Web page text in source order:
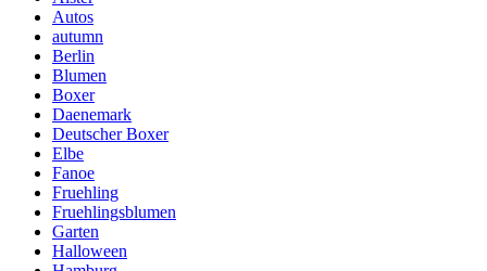
Autos
autumn
Berlin
Blumen
Boxer
Daenemark
Deutscher Boxer
Elbe
Fanoe
Fruehling
Fruehlingsblumen
Garten
Halloween